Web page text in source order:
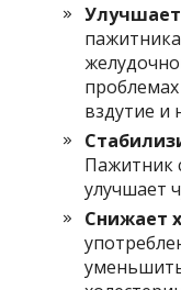
вздутие и
Пажитник
улучшает
Снижает